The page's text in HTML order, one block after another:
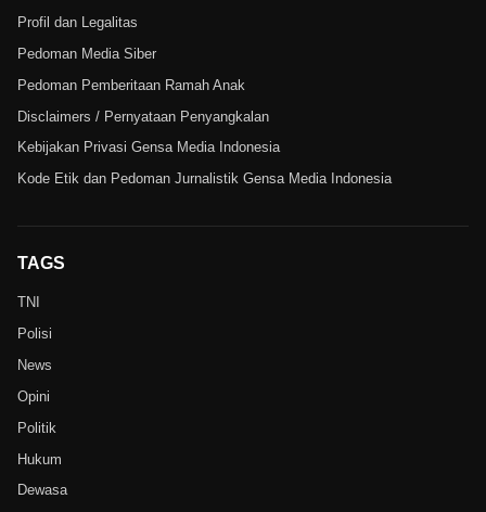
Profil dan Legalitas
Pedoman Media Siber
Pedoman Pemberitaan Ramah Anak
Disclaimers / Pernyataan Penyangkalan
Kebijakan Privasi Gensa Media Indonesia
Kode Etik dan Pedoman Jurnalistik Gensa Media Indonesia
TAGS
TNI
Polisi
News
Opini
Politik
Hukum
Dewasa